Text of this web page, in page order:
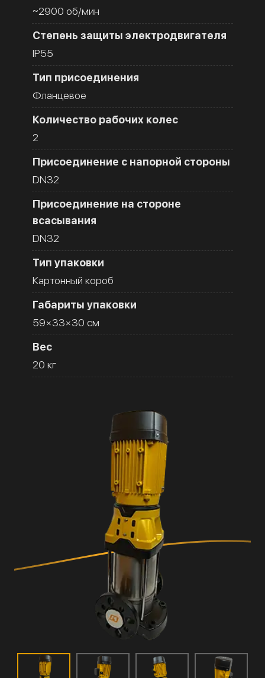
~2900 об/мин
Степень защиты электродвигателя
IP55
Тип присоединения
Фланцевое
Количество рабочих колес
2
Присоединение с напорной стороны
DN32
Присоединение на стороне
всасывания
DN32
Тип упаковки
Картонный короб
Габариты упаковки
59×33×30 см
Вес
20 кг